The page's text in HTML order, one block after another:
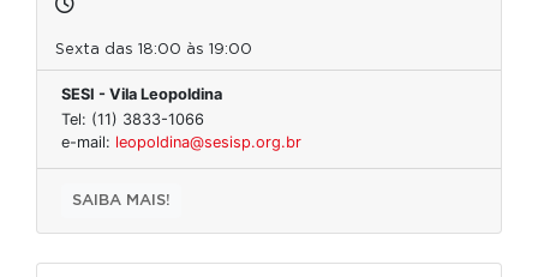
Sexta das 18:00 às 19:00
SESI - Vila Leopoldina
Tel: (11) 3833-1066
e-mail: leopoldina@sesisp.org.br
SAIBA MAIS!